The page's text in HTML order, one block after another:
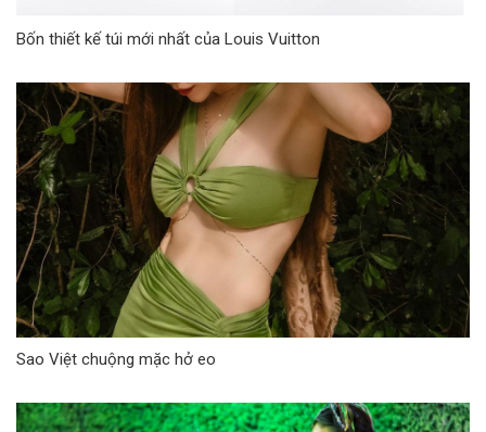
Bốn thiết kế túi mới nhất của Louis Vuitton
Sao Việt chuộng mặc hở eo